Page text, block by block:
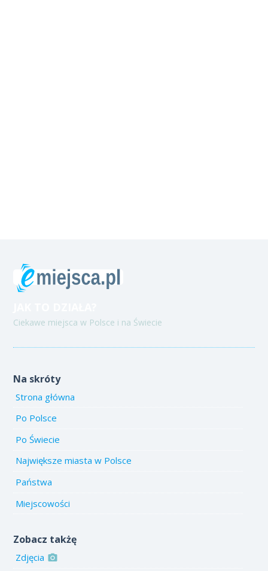
Ciekawe miejsca w Polsce i na Świecie
Na skróty
Strona główna
Po Polsce
Po Świecie
Największe miasta w Polsce
Państwa
Miejscowości
Zobacz takżę
Zdjęcia